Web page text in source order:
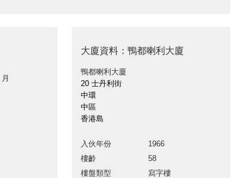
大廈資料：鴨都喇利大廈
鴨都喇利大廈
20 士丹利街
中環
中區
香港島
入伙年份
1966
樓齡
58
樓盤類型
寫字樓